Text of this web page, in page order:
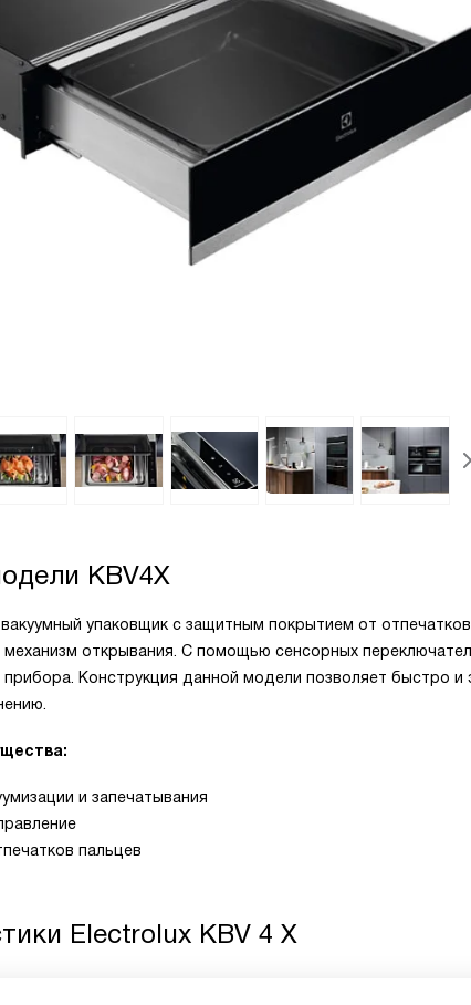
KBV4X
упаковщик с защитным покрытием от
открывания. С помощью сенсорных
Конструкция данной модели позволяет быстро
и запечатывания
пальцев
Electrolux KBV 4 X